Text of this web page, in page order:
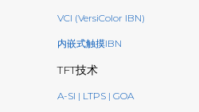
VCI (VersiColor IBN)
内嵌式触摸IBN
TFT技术
A-SI | LTPS | GOA